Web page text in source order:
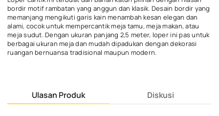
bordir motif rambatan yang anggun dan klasik. Desain bordir yang
memanjang mengikuti garis kain menambah kesan elegan dan
alami, cocok untuk mempercantik meja tamu, meja makan, atau
meja sudut. Dengan ukuran panjang 2,5 meter, loper ini pas untuk
berbagai ukuran meja dan mudah dipadukan dengan dekorasi
ruangan bernuansa tradisional maupun modern.
Ulasan Produk Diskusi